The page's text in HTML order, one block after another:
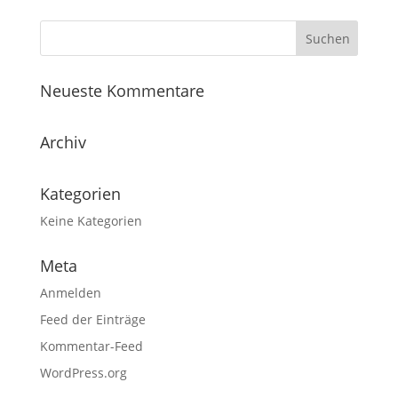
Neueste Kommentare
Archiv
Kategorien
Keine Kategorien
Meta
Anmelden
Feed der Einträge
Kommentar-Feed
WordPress.org